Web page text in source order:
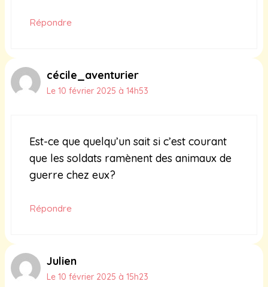
Répondre
cécile_aventurier
Le 10 février 2025 à 14h53
Est-ce que quelqu’un sait si c’est courant
que les soldats ramènent des animaux de
guerre chez eux?
Répondre
Julien
Le 10 février 2025 à 15h23